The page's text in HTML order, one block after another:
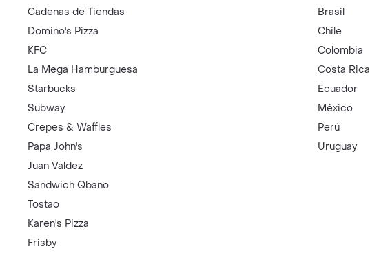
Cadenas de Tiendas
Domino's Pizza
KFC
La Mega Hamburguesa
Starbucks
Subway
Crepes & Waffles
Papa John's
Juan Valdez
Sandwich Qbano
Tostao
Karen's Pizza
Frisby
Brasil
Chile
Colombia
Costa Rica
Ecuador
México
Perú
Uruguay